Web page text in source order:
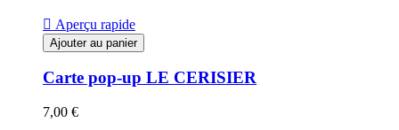
 Aperçu rapide
Ajouter au panier
Carte pop-up LE CERISIER
7,00 €